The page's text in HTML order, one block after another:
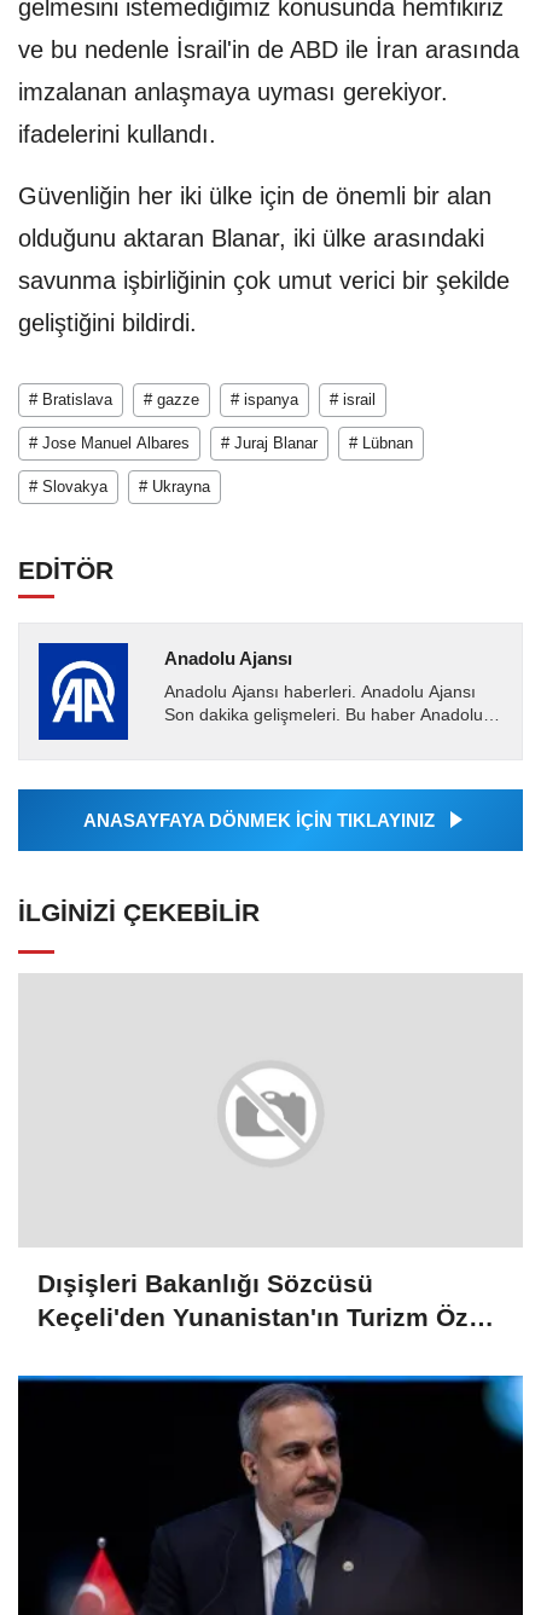
gelmesini istemediğimiz konusunda hemfikiriz
ve bu nedenle İsrail'in de ABD ile İran arasında
imzalanan anlaşmaya uyması gerekiyor.
ifadelerini kullandı.
Güvenliğin her iki ülke için de önemli bir alan
olduğunu aktaran Blanar, iki ülke arasındaki
savunma işbirliğinin çok umut verici bir şekilde
geliştiğini bildirdi.
# Bratislava # gazze # ispanya # israil
# Jose Manuel Albares # Juraj Blanar # Lübnan
# Slovakya # Ukrayna
EDİTÖR
Anadolu Ajansı
Anadolu Ajansı haberleri. Anadolu Ajansı
Son dakika gelişmeleri. Bu haber Anadolu
Ajansı tarafından...
ANASAYFAYA DÖNMEK İÇİN TIKLAYINIZ
İLGINIZI ÇEKEBILIR
Dışişleri Bakanlığı Sözcüsü
Keçeli'den Yunanistan'ın Turizm Özel
açıklama: